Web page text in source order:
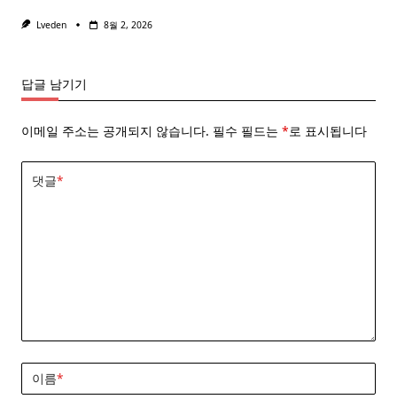
Lveden 8월 2, 2026
답글 남기기
이메일 주소는 공개되지 않습니다. 필수 필드는 *로 표시됩니다
댓글*
이름*